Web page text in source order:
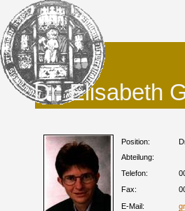
Dr. Elisabeth
Position:
Abteilung:
Telefon:
Fax:
E-Mail: